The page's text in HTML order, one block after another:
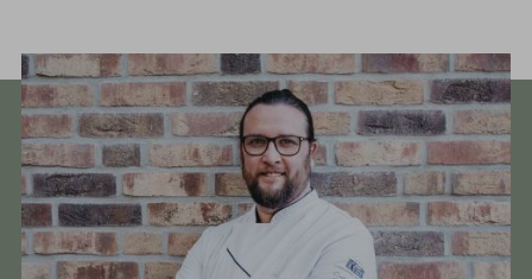
Suchbegriff
eingeben